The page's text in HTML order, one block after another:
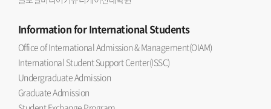
Informationfor International Students
Office of International Admission & Management(OIAM)
International Student Support Center(ISSC)
Undergraduate Admission
Graduate Admission